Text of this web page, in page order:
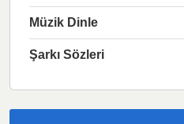
Müzik Dinle
Şarkı Sözleri